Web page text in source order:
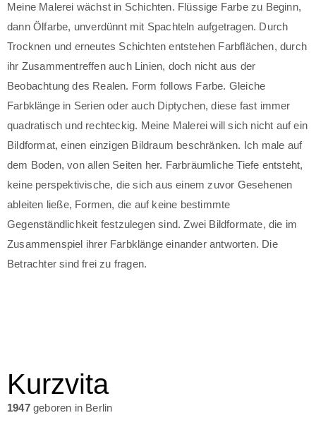
Meine Malerei wächst in Schichten. Flüssige Farbe zu Beginn,
dann Ölfarbe, unverdünnt mit Spachteln aufgetragen. Durch
Trocknen und erneutes Schichten entstehen Farbflächen, durch
ihr Zusammentreffen auch Linien, doch nicht aus der
Beobachtung des Realen. Form follows Farbe. Gleiche
Farbklänge in Serien oder auch Diptychen, diese fast immer
quadratisch und rechteckig. Meine Malerei will sich nicht auf ein
Bildformat, einen einzigen Bildraum beschränken. Ich male auf
dem Boden, von allen Seiten her. Farbräumliche Tiefe entsteht,
keine perspektivische, die sich aus einem zuvor Gesehenen
ableiten ließe, Formen, die auf keine bestimmte
Gegenständlichkeit festzulegen sind. Zwei Bildformate, die im
Zusammenspiel ihrer Farbklänge einander antworten. Die
Betrachter sind frei zu fragen.
Kurzvita
1947 geboren in Berlin